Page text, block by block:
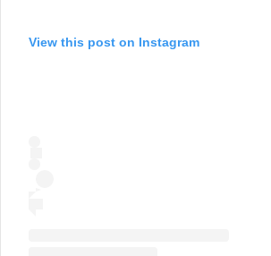
View this post on Instagram